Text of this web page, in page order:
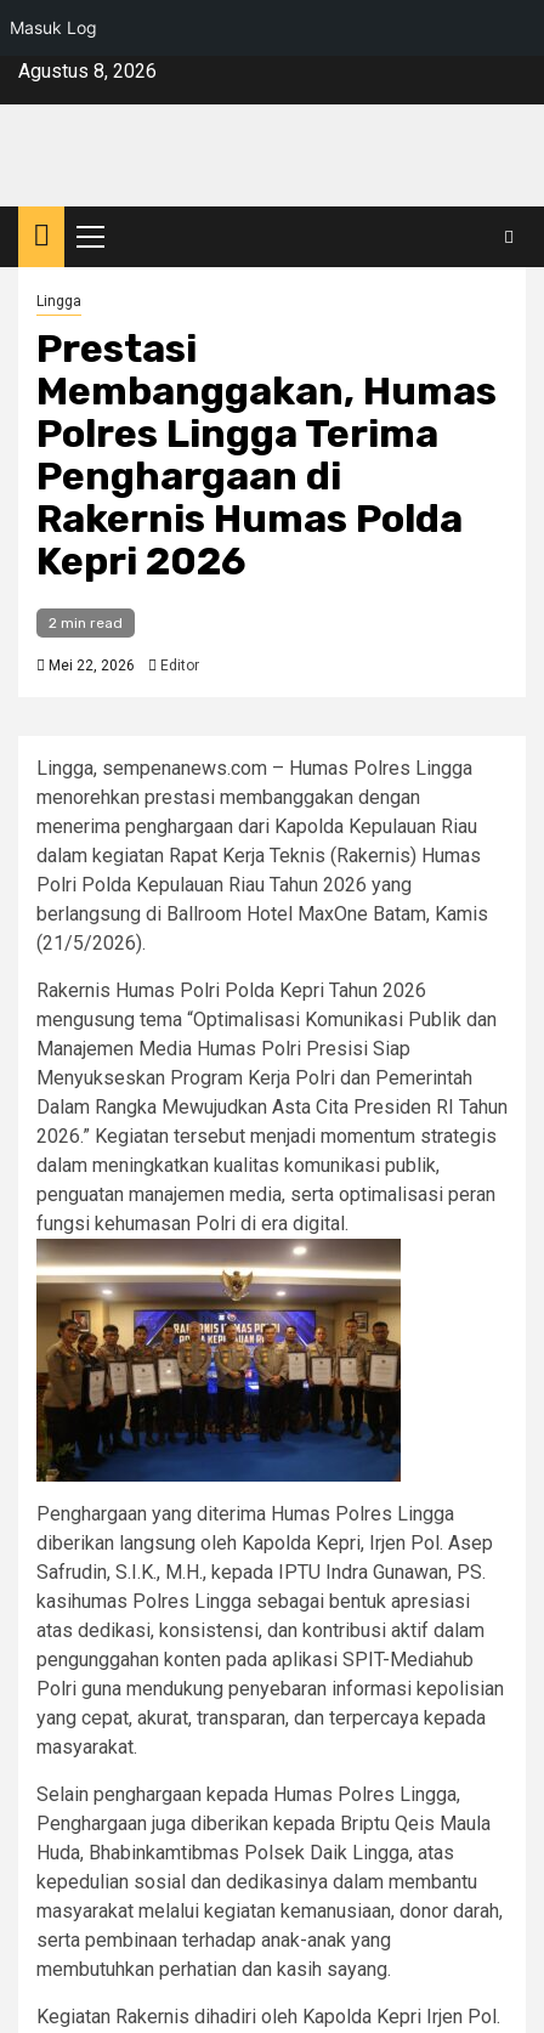
Masuk Log
SkipAgustus 8, 2026
Primary
Menu
Lingga
Prestasi
Membanggakan, Humas
Polres Lingga Terima
Penghargaan di
Rakernis Humas Polda
Kepri 2026
2 min read
Mei 22, 2026 Editor
Lingga, sempenanews.com – Humas Polres Lingga
menorehkan prestasi membanggakan dengan
menerima penghargaan dari Kapolda Kepulauan Riau
dalam kegiatan Rapat Kerja Teknis (Rakernis) Humas
Polri Polda Kepulauan Riau Tahun 2026 yang
berlangsung di Ballroom Hotel MaxOne Batam, Kamis
(21/5/2026).
Rakernis Humas Polri Polda Kepri Tahun 2026
mengusung tema “Optimalisasi Komunikasi Publik dan
Manajemen Media Humas Polri Presisi Siap
Menyukseskan Program Kerja Polri dan Pemerintah
Dalam Rangka Mewujudkan Asta Cita Presiden RI Tahun
2026.” Kegiatan tersebut menjadi momentum strategis
dalam meningkatkan kualitas komunikasi publik,
penguatan manajemen media, serta optimalisasi peran
fungsi kehumasan Polri di era digital.
Penghargaan yang diterima Humas Polres Lingga
diberikan langsung oleh Kapolda Kepri, Irjen Pol. Asep
Safrudin, S.I.K., M.H., kepada IPTU Indra Gunawan, PS.
kasihumas Polres Lingga sebagai bentuk apresiasi
atas dedikasi, konsistensi, dan kontribusi aktif dalam
pengunggahan konten pada aplikasi SPIT-Mediahub
Polri guna mendukung penyebaran informasi kepolisian
yang cepat, akurat, transparan, dan terpercaya kepada
masyarakat.
Selain penghargaan kepada Humas Polres Lingga,
Penghargaan juga diberikan kepada Briptu Qeis Maula
Huda, Bhabinkamtibmas Polsek Daik Lingga, atas
kepedulian sosial dan dedikasinya dalam membantu
masyarakat melalui kegiatan kemanusiaan, donor darah,
serta pembinaan terhadap anak-anak yang
membutuhkan perhatian dan kasih sayang.
Kegiatan Rakernis dihadiri oleh Kapolda Kepri Irjen Pol.